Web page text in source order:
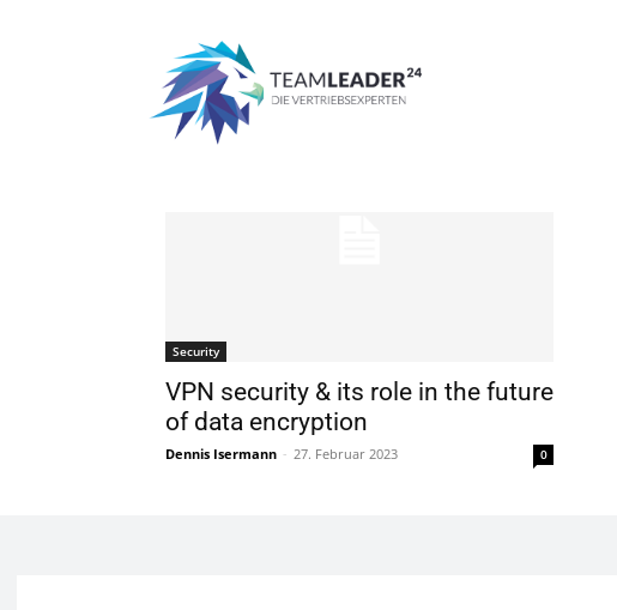
Schlagworte
Tag: VPN
Security
VPN security & its role in the future
of data encryption
Dennis Isermann - 27. Februar 2023 0